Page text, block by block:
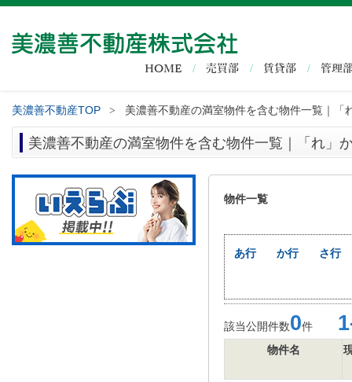
HOME 売買部 賃貸部 管理
美濃善不動産TOP > 美濃善不動産の満室物件を含む物件一覧｜「
美濃善不動産の満室物件を含む物件一覧｜「れ」
物件一覧
あ行 か行 さ行
該当公開件数0件
物件名